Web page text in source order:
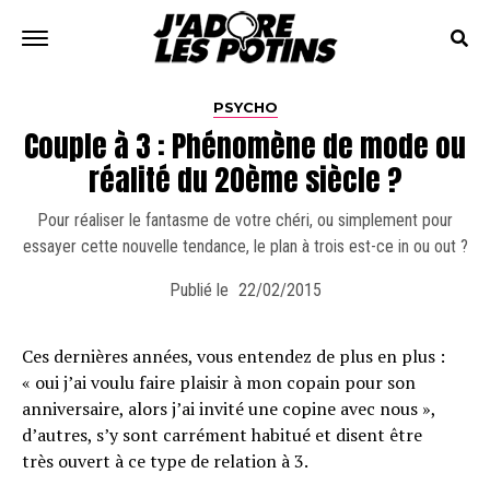
PSYCHO
Couple à 3 : Phénomène de mode ou
réalité du 20ème siècle ?
Pour réaliser le fantasme de votre chéri, ou simplement pour
essayer cette nouvelle tendance, le plan à trois est-ce in ou out ?
Publié le 22/02/2015
Ces dernières années, vous entendez de plus en plus :
« oui j’ai voulu faire plaisir à mon copain pour son
anniversaire, alors j’ai invité une copine avec nous »,
d’autres, s’y sont carrément habitué et disent être
très ouvert à ce type de relation à 3.